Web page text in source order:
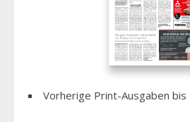
Vorherige Print-Ausgaben bis